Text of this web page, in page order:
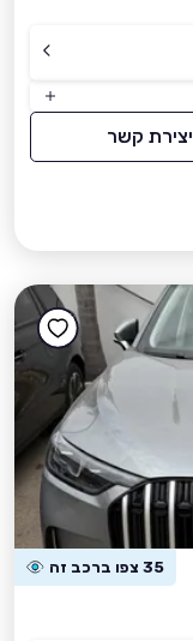
יצירת קשר
35 צפו ברכב זה